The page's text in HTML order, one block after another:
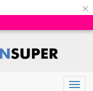
×
Menu